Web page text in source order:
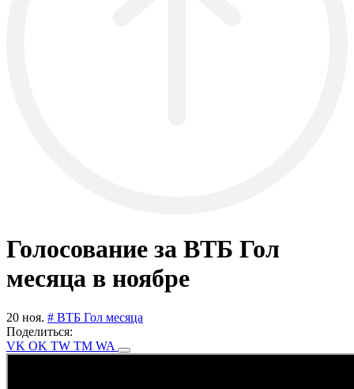
Голосование за ВТБ Гол
месяца в ноябре
20 ноя. # ВТБ Гол месяца
Поделиться:
VK OK TW TM WA